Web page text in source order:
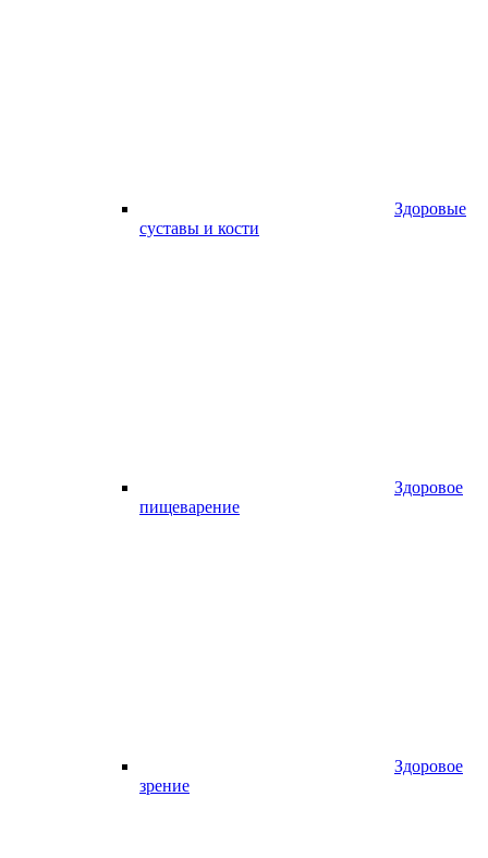
Здоровые
суставы и кости
Здоровое
пищеварение
Здоровое
зрение